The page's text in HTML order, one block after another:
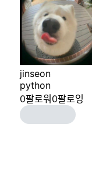
jinseon
python
0팔로워 0팔로잉